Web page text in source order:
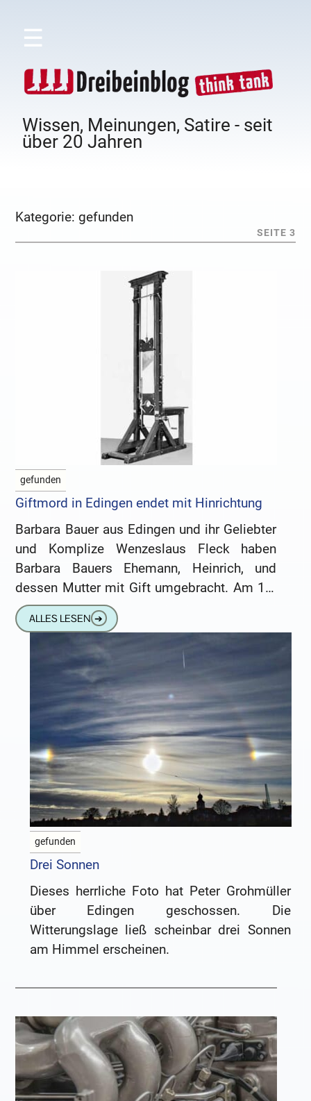
☰
Wissen, Meinungen, Satire - seit
über 20 Jahren
Kategorie: gefunden
SEITE 3
gefunden
Giftmord in Edingen endet mit Hinrichtung
Barbara Bauer aus Edingen und ihr Geliebter
und Komplize Wenzeslaus Fleck haben
Barbara Bauers Ehemann, Heinrich, und
dessen Mutter mit Gift umgebracht. Am 11.
Januar findet die Hinrichtung in Leimen
ALLES LESEN ➔
gefunden
Drei Sonnen
Dieses herrliche Foto hat Peter Grohmüller
über Edingen geschossen. Die
Witterungslage ließ scheinbar drei Sonnen
am Himmel erscheinen.